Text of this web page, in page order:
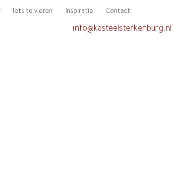
Iets te vieren Inspiratie Contact
info@kasteelsterkenburg.nl